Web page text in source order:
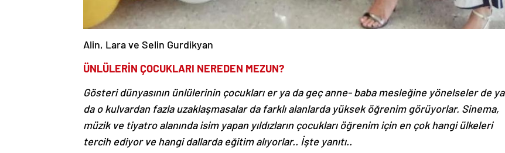
Alin, Lara ve Selin Gurdikyan
ÜNLÜLERİN ÇOCUKLARI NEREDEN MEZUN?
Gösteri dünyasının ünlülerinin çocukları er ya da geç anne- baba mesleğine yönelseler de ya
da o kulvardan fazla uzaklaşmasalar da farklı alanlarda yüksek öğrenim görüyorlar. Sinema,
müzik ve tiyatro alanında isim yapan yıldızların çocukları öğrenim için en çok hangi ülkeleri
tercih ediyor ve hangi dallarda eğitim alıyorlar.. İşte yanıtı..